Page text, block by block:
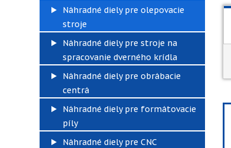
Náhradné diely pre olepovacie
stroje
Náhradné diely pre stroje na
spracovanie dverného krídla
Náhradné diely pre obrábacie
centrá
Náhradné diely pre formátovacie
píly
Náhradné diely pre CNC